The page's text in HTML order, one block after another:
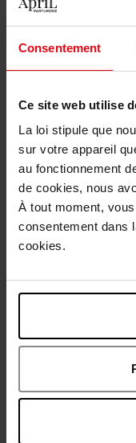
Consentement
Ce site web utilise
La loi stipule que
sur votre appareil
au fonctionnement
de cookies, nous
À tout moment,
consentement dans
cookies.
MUGLER
Angel Blush - Parfum
gourmand musqué